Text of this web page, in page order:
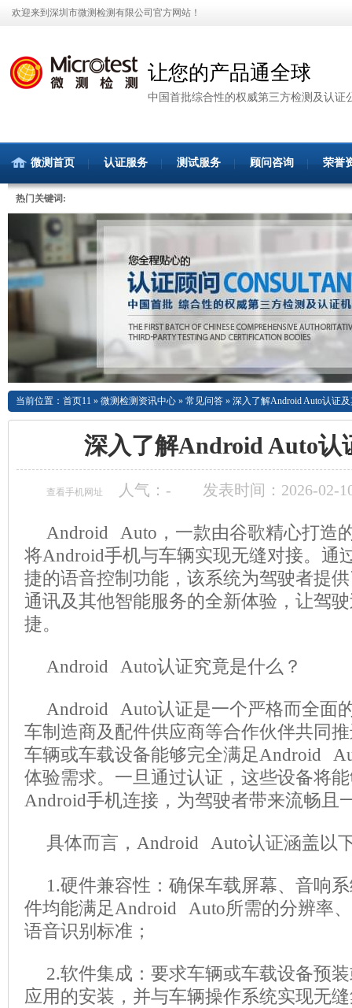
欢迎来到深圳市微测检测有限公司官方网站！
让您的产品通全球
中国首批综合性的权威第三方检测及认证
微测首页 认证服务 测试服务 顾问咨询 荣誉
热门关键词:
当前位置： 首页11 » 微测检测资讯中心 » 常见问答 » 深入了解Android Auto认证
深入了解Android Auto认
查看手机网址 人气： - 发表时间：2026-02-
Android Auto，一款由谷歌精心打造
将Android手机与车辆实现无缝对接。通
捷的语音控制功能，该系统为驾驶者提
通讯及其他智能服务的全新体验，让驾
捷。
Android Auto认证究竟是什么？
Android Auto认证是一个严格而全面
车制造商及配件供应商等合作伙伴共同
车辆或车载设备能够完全满足Android
体验需求。一旦通过认证，这些设备将
Android手机连接，为驾驶者带来流畅且
具体而言，Android Auto认证涵盖以
1.硬件兼容性：确保车载屏幕、音响
件均能满足Android Auto所需的分辨率
语音识别标准；
2.软件集成：要求车辆或车载设备预
应用的安装，并与车辆操作系统实现无